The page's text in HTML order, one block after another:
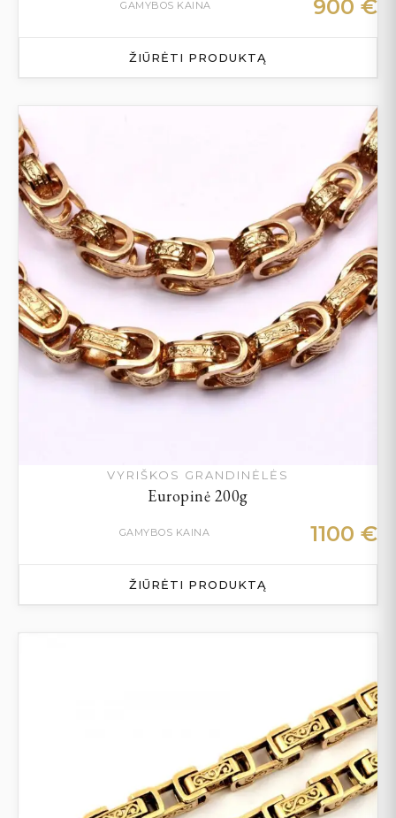
GAMYBOS KAINA 900 €
ŽIŪRĖTI PRODUKTĄ
VYRIŠKOS GRANDINĖLĖS
Europinė 200g
GAMYBOS KAINA 1100 €
ŽIŪRĖTI PRODUKTĄ